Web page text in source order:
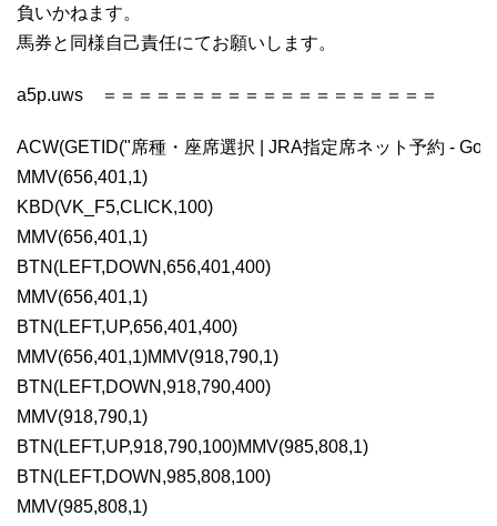
負いかねます。
馬券と同様自己責任にてお願いします。
a5p.uws ＝＝＝＝＝＝＝＝＝＝＝＝＝＝＝＝＝＝＝
ACW(GETID("席種・座席選択 | JRA指定席ネット予約 -
MMV(656,401,1)
KBD(VK_F5,CLICK,100)
MMV(656,401,1)
BTN(LEFT,DOWN,656,401,400)
MMV(656,401,1)
BTN(LEFT,UP,656,401,400)
MMV(656,401,1)MMV(918,790,1)
BTN(LEFT,DOWN,918,790,400)
MMV(918,790,1)
BTN(LEFT,UP,918,790,100)MMV(985,808,1)
BTN(LEFT,DOWN,985,808,100)
MMV(985,808,1)